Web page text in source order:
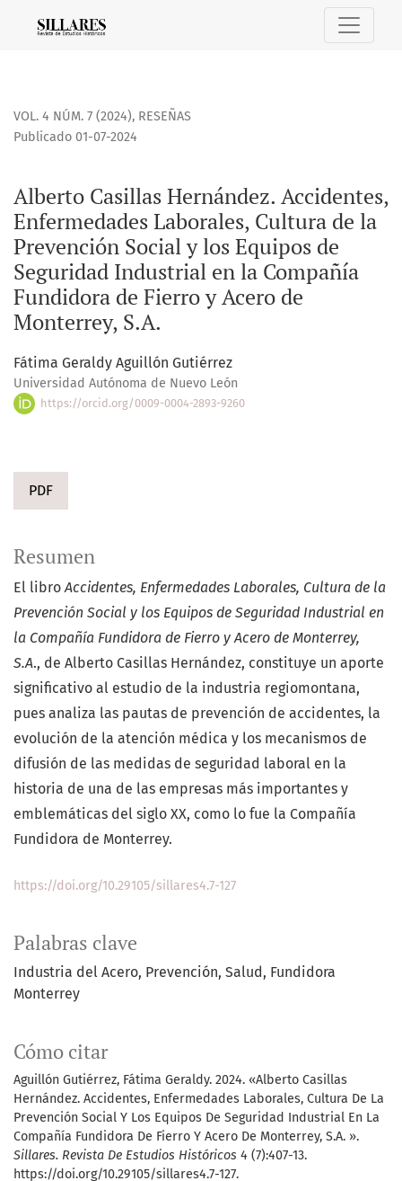
Alberto Casillas Hernández. Accidentes, Enfermedades
VOL. 4 NÚM. 7 (2024), RESEÑAS
Alberto Casillas Hernández. Accidentes,
Enfermedades Laborales, Cultura de la
Prevención Social y los Equipos de
Seguridad Industrial en la Compañía
Fundidora de Fierro y Acero de
Monterrey, S.A.
Publicado 01-07-2024
Fátima Geraldy Aguillón Gutiérrez
Universidad Autónoma de Nuevo León
https://orcid.org/0009-0004-2893-9260
PDF
Palabras clave
Industria del Acero Prevención Salud
Fundidora
Monterrey
Cómo citar
Aguillón Gutiérrez, Fátima Geraldy. 2024. «Alberto Casillas
Hernández. Accidentes, Enfermedades Laborales, Cultura De La
Prevención Social Y Los Equipos De Seguridad Industrial En La
Compañía Fundidora De Fierro Y Acero De Monterrey, S.A. ».
Sillares. Revista De Estudios Históricos 4 (7):407-13.
https://doi.org/10.29105/sillares4.7-127.
Resumen
El libroAccidentes, Enfermedades Laborales, Cultura de la
Prevención Social y los Equipos de Seguridad Industrial en
la Compañía Fundidora de Fierro y Acero de Monterrey,
S.A., de Alberto Casillas Hernández, constituye un aporte
significativo al estudio de la industria regiomontana,
pues analiza las pautas de prevención de accidentes, la
evolución de la atención médica y los mecanismos de
difusión de las medidas de seguridad laboral en la
historia de una de las empresas más importantes y
emblemáticas del siglo XX, como lo fue la Compañía
Fundidora de Monterrey.
https://doi.org/10.29105/sillares4.7-127